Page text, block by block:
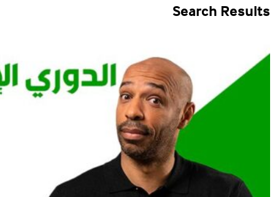
Search Results